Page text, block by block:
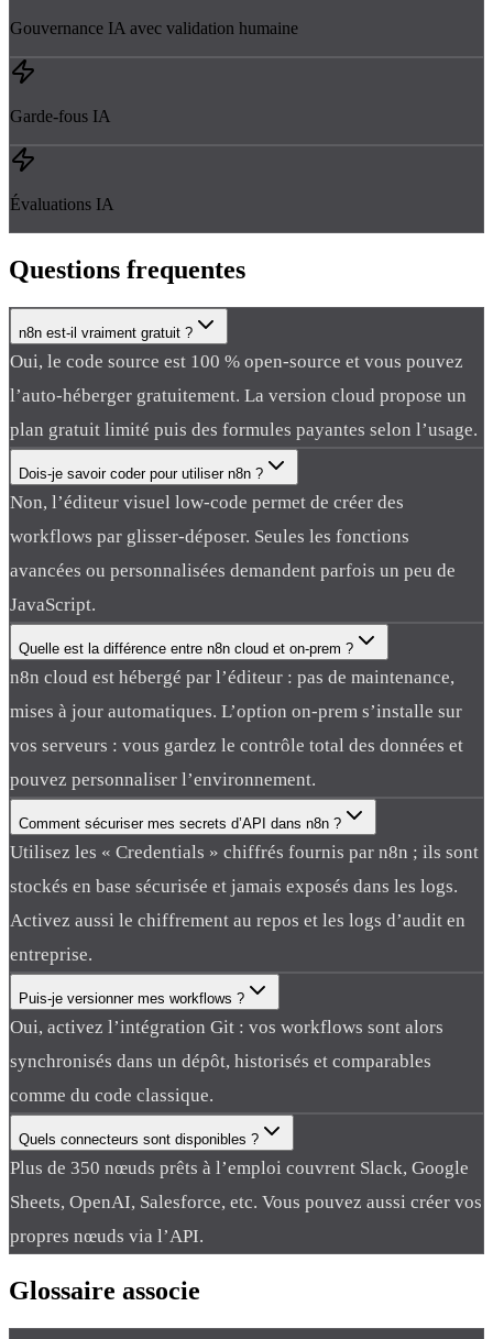
Gouvernance IA avec validation humaine
Garde-fous IA
Évaluations IA
Questions frequentes
n8n est-il vraiment gratuit ?
Oui, le code source est 100 % open-source et vous pouvez
l’auto-héberger gratuitement. La version cloud propose un
plan gratuit limité puis des formules payantes selon l’usage.
Dois-je savoir coder pour utiliser n8n ?
Non, l’éditeur visuel low-code permet de créer des
workflows par glisser-déposer. Seules les fonctions
avancées ou personnalisées demandent parfois un peu de
JavaScript.
Quelle est la différence entre n8n cloud et on-prem ?
n8n cloud est hébergé par l’éditeur : pas de maintenance,
mises à jour automatiques. L’option on-prem s’installe sur
vos serveurs : vous gardez le contrôle total des données et
pouvez personnaliser l’environnement.
Comment sécuriser mes secrets d’API dans n8n ?
Utilisez les « Credentials » chiffrés fournis par n8n ; ils sont
stockés en base sécurisée et jamais exposés dans les logs.
Activez aussi le chiffrement au repos et les logs d’audit en
entreprise.
Puis-je versionner mes workflows ?
Oui, activez l’intégration Git : vos workflows sont alors
synchronisés dans un dépôt, historisés et comparables
comme du code classique.
Quels connecteurs sont disponibles ?
Plus de 350 nœuds prêts à l’emploi couvrent Slack, Google
Sheets, OpenAI, Salesforce, etc. Vous pouvez aussi créer vos
propres nœuds via l’API.
Glossaire associe